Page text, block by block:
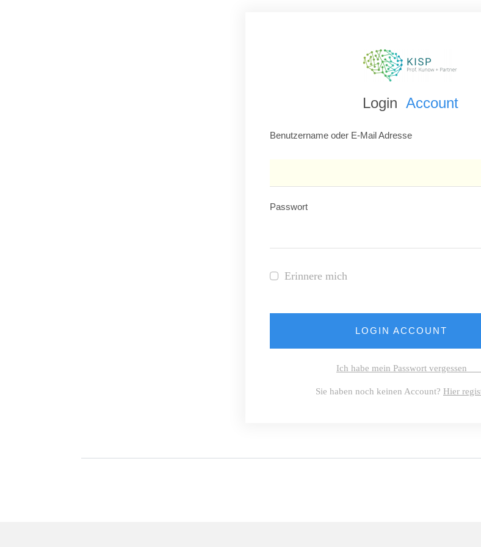
Login Account
Benutzername oder E-Mail Adresse
Passwort
Erinnere mich
LOGIN ACCOUNT
Ich habe mein Passwort vergessen
Sie haben noch keinen Account? Hier